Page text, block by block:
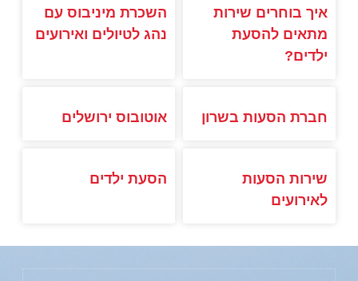
איך בוחרים שירות
מתאים להסעת
ילדים?
השכרת מיניבוס עם
נהג לטיולים ואירועים
חברת הסעות בשרון אוטובוס ירושלים
שירות הסעות
לאירועים
הסעת ילדים